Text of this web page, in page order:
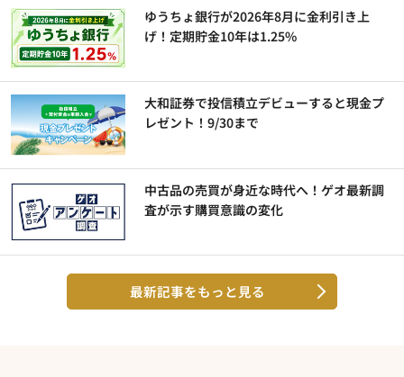
ゆうちょ銀行が2026年8月に金利引き上
げ！定期貯金10年は1.25%
大和証券で投信積立デビューすると現金プ
レゼント！9/30まで
中古品の売買が身近な時代へ！ゲオ最新調
査が示す購買意識の変化
最新記事をもっと見る